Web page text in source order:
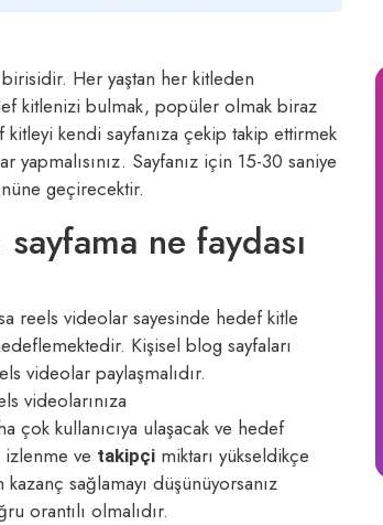
Her yaştan her kitleden
kitlenizi bulmak, popüler olmak biraz
kendi sayfanıza çekip takip ettirmek
Sayfanız için 15-30 saniye
geçirecektir.
ne faydası
reels videolar sayesinde hedef kitle
Kişisel blog sayfaları
videolar paylaşmalıdır.
videolarınıza
çok kullanıcıya ulaşacak ve hedef
izlenme ve takipçi miktarı yükseldikçe
sağlamayı düşünüyorsanız
orantılı olmalıdır.